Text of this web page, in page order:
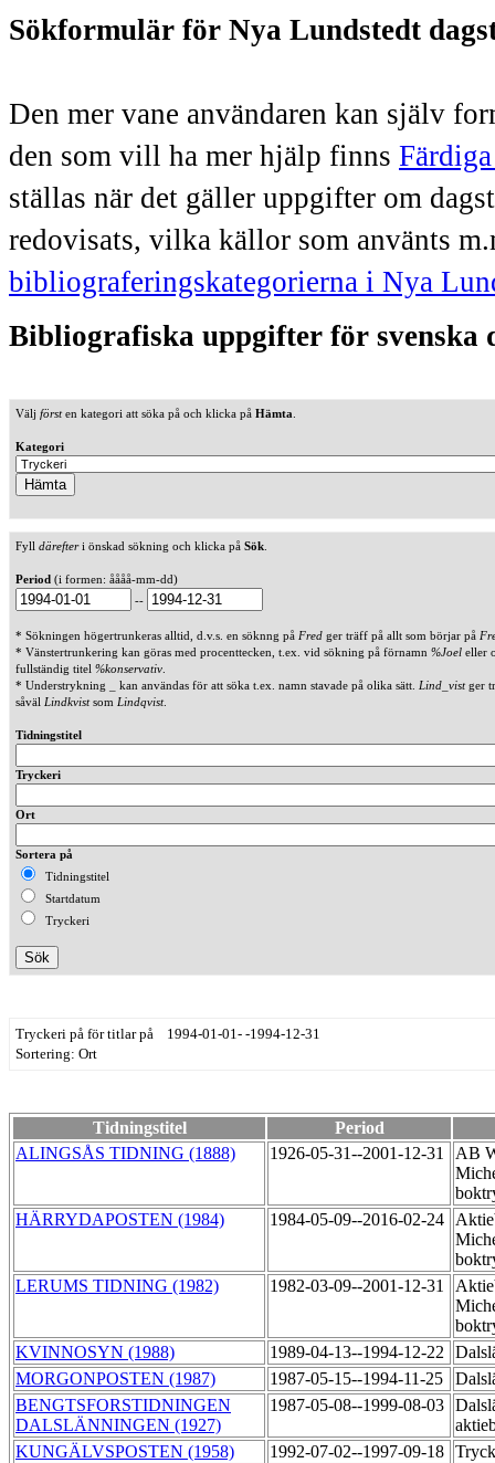
Sökformulär för Nya Lundstedt
Den mer vane användaren kan själv
den som vill ha mer hjälp finns
ställas när det gäller uppgifter om
redovisats, vilka källor som använts
bibliograferingskategorierna i Nya
Bibliografiska uppgifter för svenska
Välj försten kategori att söka på och klicka på Hämta
Kategori
Fyll därefteri önskad sökning och klicka på Sök
Period (i formen: åååå-mm-dd)
--
* Sökningen högertrunkeras alltid, d.v.s. en söknng på Fred ger träff på allt som börjar på
* Vänstertrunkering kan göras med procenttecken, t.ex. vid sökning på förnamn %Joel eller
fullständig titel %konservativ
* Understrykning _ kan användas för att söka t.ex. namn stavade på olika sätt. Lind_vistger
såväl Lindkvistsom Lindqvist.
Tidningstitel
Tryckeri
Ort
Sortera på
Tidningstitel
Startdatum
Tryckeri
Tryckeri på för titlar på 1994-01-01- -1994-12-31
Sortering: Ort
Tidningstitel
Period
ALINGSÅS TIDNING (1888)
1926-05-31--2001-12-31
AB
HÄRRYDAPOSTEN (1984)
1984-05-09--2016-02-24
LERUMS TIDNING (1982)
1982-03-09--2001-12-31
KVINNOSYN (1988)
1989-04-13--1994-12-22
MORGONPOSTEN (1987)
1987-05-15--1994-11-25
BENGTSFORSTIDNINGEN
DALSLÄNNINGEN (1927)
1987-05-08--1999-08-03
KUNGÄLVSPOSTEN (1958)
1992-07-02--1997-09-18